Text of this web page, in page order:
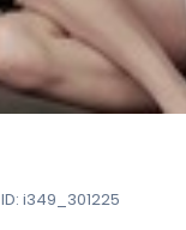
ID: i349_301225